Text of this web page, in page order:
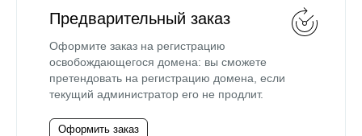
Предварительный заказ
Оформите заказ на регистрацию
освобождающегося домена: вы сможете
претендовать на регистрацию домена, если
текущий администратор его не продлит.
Оформить заказ